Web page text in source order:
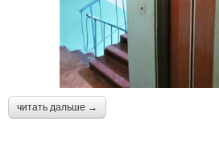
читать дальше →